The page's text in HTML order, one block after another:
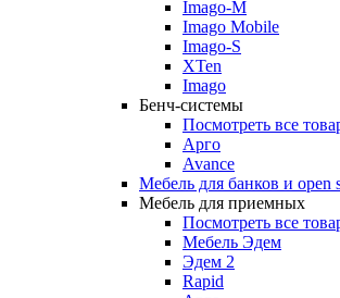
Imago-M
Imago Mobile
Imago-S
XTen
Imago
Бенч-системы
Посмотреть все
Арго
Avance
Мебель для банков и open
Мебель для приемных
Посмотреть все
Мебель Эдем
Эдем 2
Rapid